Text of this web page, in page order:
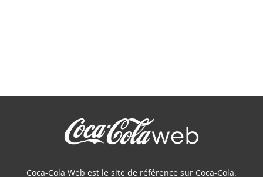
Coca-Cola Web est le site de référence sur Coca-Cola.